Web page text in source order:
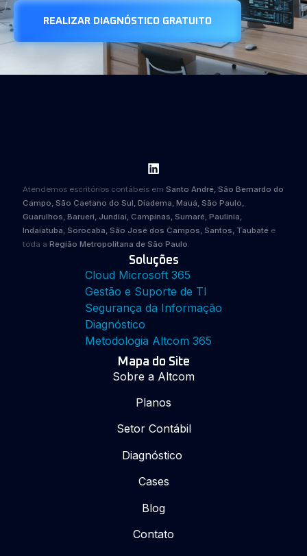
REALIZAR DIAGNÓSTICO GRATUITO
Atendemos escritórios contábeis em Santo André, São Bernardo do
Campo, São Caetano do Sul, Diadema, Mauá, São Paulo,
Guarulhos, Barueri, Jundiaí, Campinas, Sumaré, Paulínia,
Indaiatuba, Sorocaba, São José dos Campos, Santos, Taubaté e
toda a Região Metropolitana de São Paulo
Soluções
Cloud Microsoft 365
Gestão e Suporte de TI
Segurança da Informação
Diagnóstico
Metodologia Altcom 365
Mapa do Site
Sobre a Altcom
Planos
Setor Contábil
Diagnóstico
Cases
Blog
Contato